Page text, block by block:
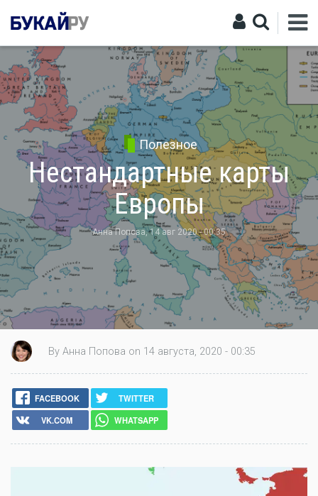
Полезное
Нестандартные карты
Европы
Анна Попова, 14 авг 2020 - 00:35
By Анна Попова on 14 августа, 2020 - 00:35
FACEBOOK
TWITTER
VK.COM
WHATSAPP